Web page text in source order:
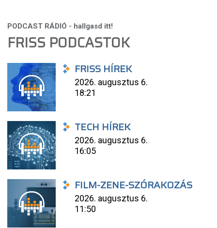
FRISS PODCASTOK
FRISS HÍREK
2026. augusztus 6.
18:21
TECH HÍREK
2026. augusztus 6.
16:05
FILM-ZENE-SZÓRAKOZÁS
2026. augusztus 6.
11:50